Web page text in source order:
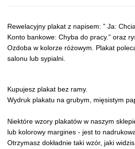
Rewelacyjny plakat z napisem: ” Ja:
Konto bankowe: Chyba do pracy.” oraz
Ozdoba w kolorze różowym. Plakat
salonu lub sypialni.
Kupujesz plakat bez ramy.
Wydruk plakatu na grubym, mięsistym
Niektóre wzory plakatów w naszym
lub kolorowy margines - jest to
Otrzymasz dokładnie taki wzór, jaki